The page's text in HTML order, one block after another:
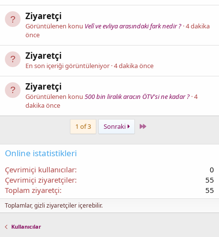
Ziyaretçi
Görüntülenen konu Velî ve evliya arasındaki fark nedir ? 4 dakika
önce
Ziyaretçi
En son içeriği görüntüleniyor 4 dakika önce
Ziyaretçi
Görüntülenen konu 500 bin liralık aracın ÖTV'si ne kadar ? 4
dakika önce
1 of 3 Sonraki Last
Online istatistikleri
Çevrimiçi kullanıcılar
0
Çevrimiçi ziyaretçiler
55
Toplam ziyaretçi
55
Toplamlar, gizli ziyaretçiler içerebilir.
Kullanıcılar